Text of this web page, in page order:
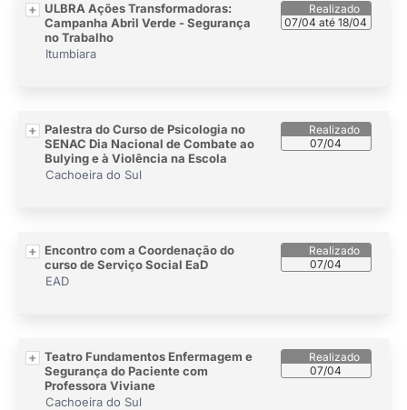
ULBRA Ações Transformadoras:
Campanha Abril Verde - Segurança
no Trabalho
07/04 até 18/04
Itumbiara
Palestra do Curso de Psicologia no
SENAC Dia Nacional de Combate ao
Bulying e à Violência na Escola
07/04
Cachoeira do Sul
Encontro com a Coordenação do
curso de Serviço Social EaD
07/04
EAD
Teatro Fundamentos Enfermagem e
Segurança do Paciente com
Professora Viviane
07/04
Cachoeira do Sul